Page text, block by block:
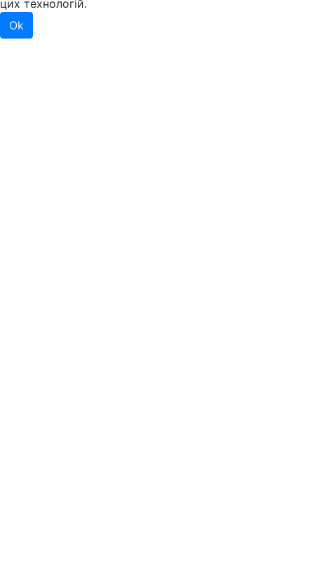
цих технологій.
Ok